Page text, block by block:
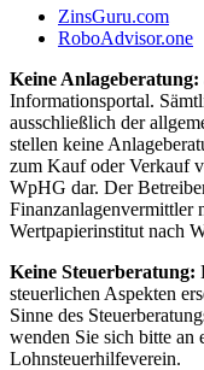
ZinsGuru.com
RoboAdvisor.one
Keine Anlageberatung:
Informationsportal.
ausschließlich der
stellen keine
zum Kauf oder Verkauf
WpHG dar. Der
Finanzanlagenvermittler
Wertpapierinstitut nach
Keine Steuerberatung:
steuerlichen Aspekten
Sinne des
wenden Sie sich bitte an
Lohnsteuerhilfeverein.